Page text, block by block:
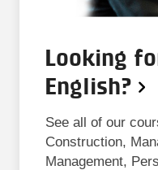
Looking
English?
See all of our
Construction,
Management,